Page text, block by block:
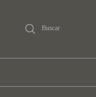
Buscar